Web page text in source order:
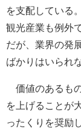
を支配している
観光産業も例外
だが、業界の発
ばかりはいられ
価値のあるも
を上げることが
ったくりを奨励